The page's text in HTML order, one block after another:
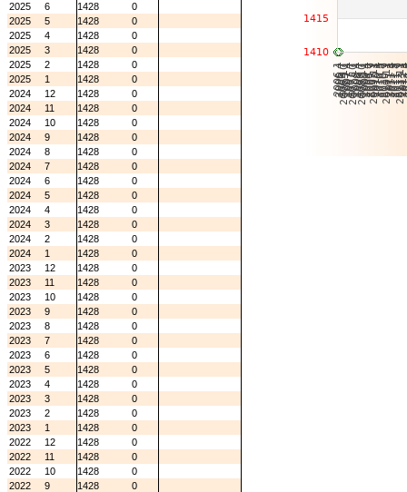
2025
6 1428
0
2025
5 1428
0
2025
4 1428
0
2025
3 1428
0
2025
2 1428
0
2025
1 1428
0
2024
12 1428
0
2024
11 1428
0
2024
10 1428
0
2024
9 1428
0
2024
8 1428
0
2024
7 1428
0
2024
6 1428
0
2024
5 1428
0
2024
4 1428
0
2024
3 1428
0
2024
2 1428
0
2024
1 1428
0
2023
12 1428
0
2023
11 1428
0
2023
10 1428
0
2023
9 1428
0
2023
8 1428
0
2023
7 1428
0
2023
6 1428
0
2023
5 1428
0
2023
4 1428
0
2023
3 1428
0
2023
2 1428
0
2023
1 1428
0
2022
12 1428
0
2022
11 1428
0
2022
10 1428
0
2022
9 1428
0